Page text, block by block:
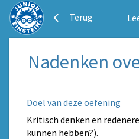
Terug
Nadenken
Doel van deze oefening
Kritisch denken en
kunnen hebben?).